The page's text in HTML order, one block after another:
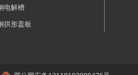
电解槽
拱形盖板